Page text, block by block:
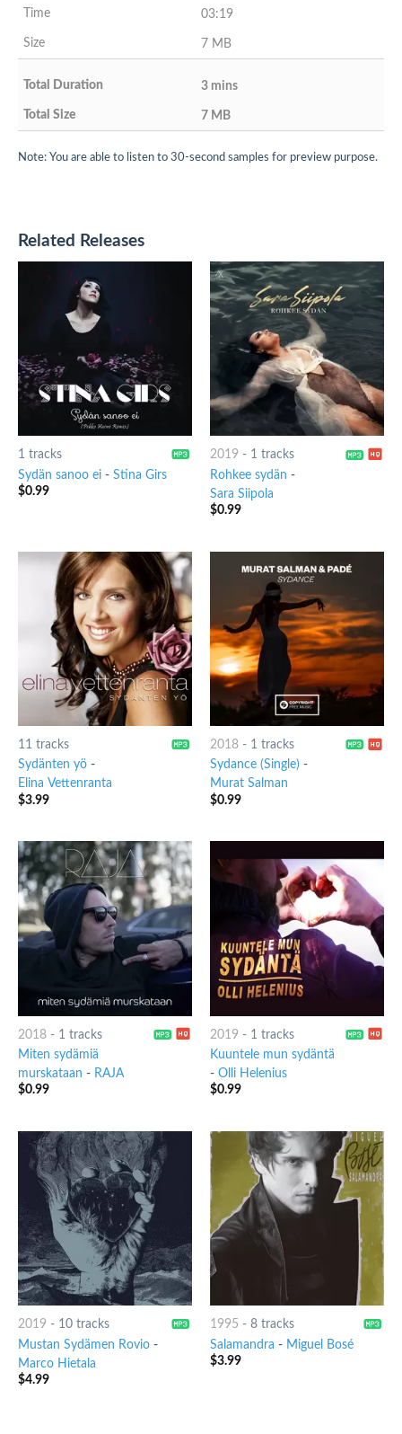
03:19
7 MB
3 mins
7 MB
Note: You are able to listen to 30-second samples for preview purpose.
Related Releases
1 tracks
Sydän sanoo ei- Stina Girs
$0.99
2019 - 1 tracks
Rohkee sydän -
Sara Siipola
$0.99
11 tracks
Sydänten yö-
Elina Vettenranta
$3.99
2018- 1 tracks
Sydance (Single) -
Murat Salman
$0.99
2018- 1 tracks
Miten sydämiä
murskataan - RAJA
$0.99
2019 - 1 tracks
Kuuntele mun sydäntä
- Olli Helenius
$0.99
2019 - 10 tracks
Mustan Sydämen Rovio-
Marco Hietala
$4.99
1995 - 8 tracks
Salamandra - Miguel Bosé
$3.99